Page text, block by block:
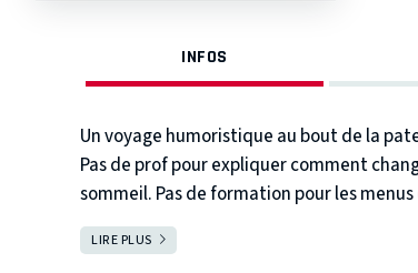
INFOS
Un voyage humoristique au bout de la
Pas de prof pour expliquer comment
sommeil. Pas de formation pour les
retrouver dans la jungle sans guide et
reste malgré tout la plus belle des
LIRE PLUS